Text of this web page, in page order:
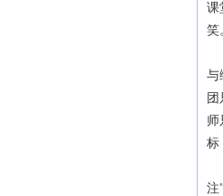
课
笑
与
师
标
注